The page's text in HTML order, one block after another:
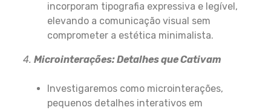
incorporam tipografia expressiva e legível,
elevando a comunicação visual sem
comprometer a estética minimalista.
4. Microinterações: Detalhes que Cativam
Investigaremos como microinterações,
pequenos detalhes interativos em